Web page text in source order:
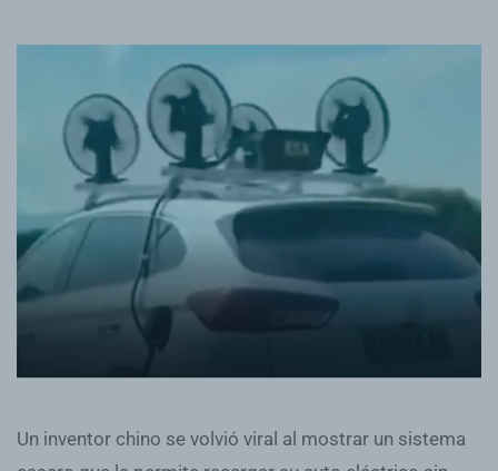
Un inventor chino se volvió viral al mostrar un sistema